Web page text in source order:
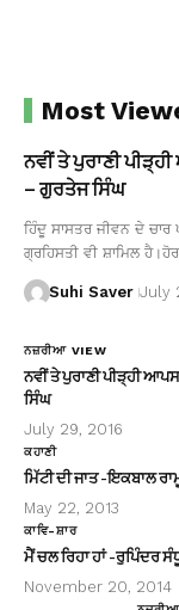
Most
ਨਵੀਂ ਤੇ ਪੁਰਾਣੀ
– ਗੁਰਤੇਜ ਸਿੰਘ
ਹਿੰਦੂ ਸਾਸਤਰ ਜੀਵਨ ਦੇ ਚਾਰ
ਗ੍ਰਹਿਸਤੀ ਵੀ ਸ਼ਾਮਿਲ
Suhi Saver July
ਨਜ਼ਰੀਆ VIEW
ਨਵੀਂ ਤੇ ਪੁਰਾਣੀ ਪੀੜ੍ਹੀ
ਸਿੰਘ
July 29, 2016
ਕਹਾਣੀ
ਮਿੱਟੀ ਦੀ ਜਾਤ -ਇਕਬਾਲ
May 22, 2013
ਕਾਵਿ-ਸ਼ਾਰ
ਮੈਂ ਚਲ ਰਿਹਾ ਹਾਂ -ਰੁਪਿੰਦਰ
November 20, 2014